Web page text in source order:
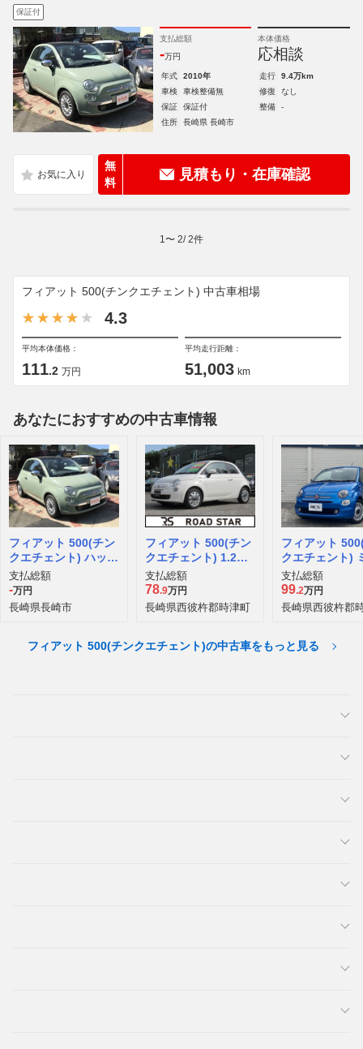
保証付
支払総額
-万円
本体価格
応相談
年式 2010年 走行
9.4万km
車検
車検整備無 修復
なし
保証
保証付 整備
-
住所
長崎県 長崎市
無
料
見積もり・在庫確認
1 〜 2/2件
フィアット 500(チンクエチェント) 中古車相場
4.3
平均本体価格：
111.2 万円
平均走行距離：
51,003 km
あなたにおすすめの中古車情報
フィアット 500(チン
クエチェント) ハッピ
ー 1.2 8V
支払総額
-万円
長崎県長崎市
フィアット 500(チン
クエチェント) 1.2ベ
ースグレード
支払総額
78.9万円
長崎県西彼杵郡時津町
フィアット
クエチェント)
支払総額
99.2万円
長崎県西彼杵郡
フィアット 500(チンクエチェント)の中古車をもっと見る